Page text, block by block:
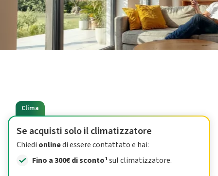
Clima
Se acquisti solo il climatizzatore
Chiedi onlinedi essere contattato e hai:
Fino a 300€ di sconto¹sul climatizzatore.